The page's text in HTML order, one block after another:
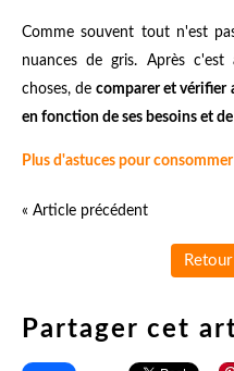
Comme souvent tout n'est
nuances de gris. Après
choses, decomparer et vérifier
en fonction de ses besoins et
Plus d'astuces pour
« Article précédent
Retour
Partager cet